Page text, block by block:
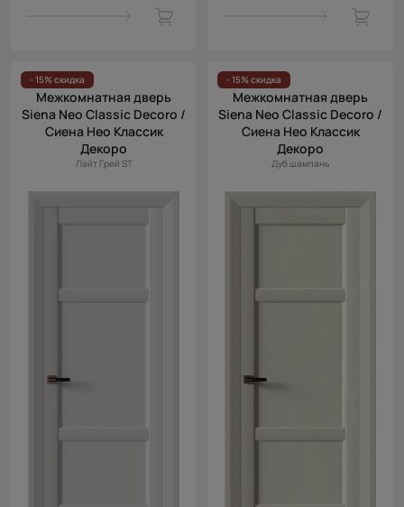
- 15% скидка
Межкомнатная дверь
Siena Neo Classic Decoro /
Сиена Нео Классик
Декоро
Лайт Грей ST
- 15% скидка
Межкомнатная дверь
Siena Neo Classic Decoro /
Сиена Нео Классик
Декоро
Дуб шампань